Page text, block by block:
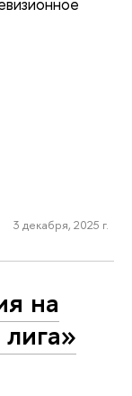
3 декабря, 2025 г.
на